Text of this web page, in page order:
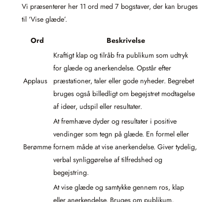
Vi præsenterer her 11 ord med 7 bogstaver, der kan bruges
til ‘Vise glæde’.
Ord Beskrivelse
Applaus
Kraftigt klap og tilråb fra publikum som udtryk
for glæde og anerkendelse. Opstår efter
præstationer, taler eller gode nyheder. Begrebet
bruges også billedligt om begejstret modtagelse
af ideer, udspil eller resultater.
Berømme
At fremhæve dyder og resultater i positive
vendinger som tegn på glæde. En formel eller
fornem måde at vise anerkendelse. Giver tydelig,
verbal synliggørelse af tilfredshed og
begejstring.
At vise glæde og samtykke gennem ros, klap